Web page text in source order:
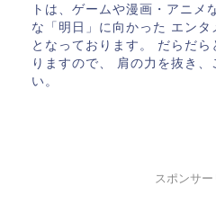
トは、ゲームや漫画・アニメ
な「明日」に向かった エン
となっております。 だらだ
りますので、 肩の力を抜き、
い。
スポンサー